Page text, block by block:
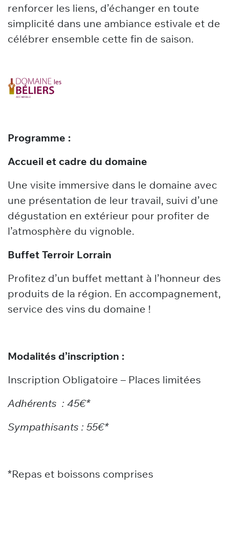
renforcer les liens, d’échanger en toute
simplicité dans une ambiance estivale et de
célébrer ensemble cette fin de saison.
Programme :
Accueil et cadre du domaine
Une visite immersive dans le domaine avec
une présentation de leur travail, suivi d’une
dégustation en extérieur pour profiter de
l’atmosphère du vignoble.
Buffet Terroir Lorrain
Profitez d’un buffet mettant à l’honneur des
produits de la région. En accompagnement,
service des vins du domaine !
Modalités d’inscription :
Inscription Obligatoire – Places limitées
Adhérents : 45€*
Sympathisants : 55€*
*Repas et boissons comprises